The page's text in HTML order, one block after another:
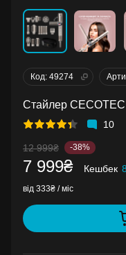
Код: 49274
Стайлер
10
12 999₴ -38%
7 999₴ Кешбек
від 333₴ / міс